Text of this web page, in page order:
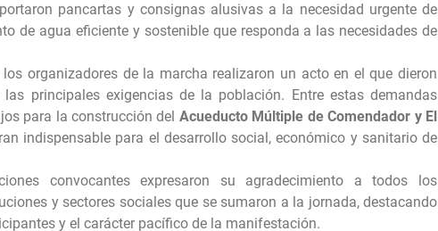
pancartas y consignas alusivas a la necesidad urgente de
de agua eficiente y sostenible que responda a las necesidades de
organizadores de la marcha realizaron un acto en el que dieron
principales exigencias de la población. Entre estas demandas
para la construcción del Acueducto Múltiple de Comendador y El
indispensable para el desarrollo social, económico y sanitario de
convocantes expresaron su agradecimiento a todos los
y sectores sociales que se sumaron a la jornada, destacando
y el carácter pacífico de la manifestación.